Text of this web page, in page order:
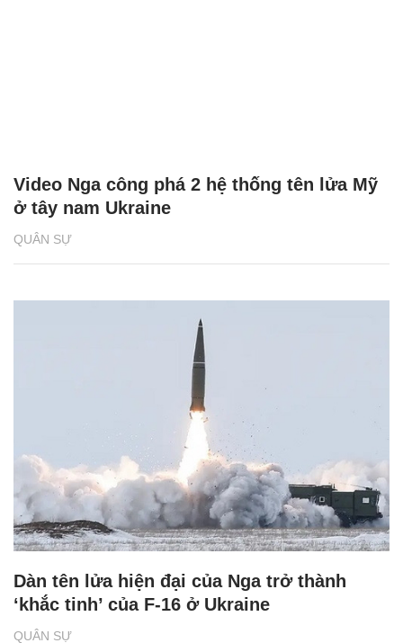
QUÂN SỰ
Video Nga công phá 2 hệ thống tên lửa Mỹ
ở tây nam Ukraine
QUÂN SỰ
Dàn tên lửa hiện đại của Nga trở thành
‘khắc tinh’ của F-16 ở Ukraine